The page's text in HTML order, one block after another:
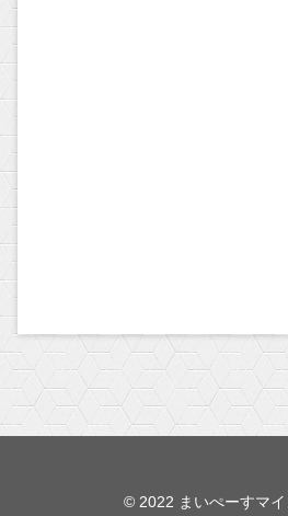
© 2022 まいぺーすマイ